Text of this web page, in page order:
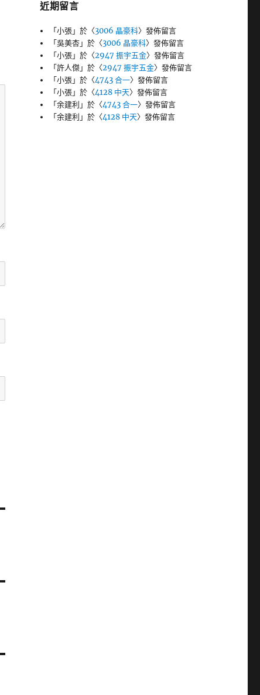
近期留言
「小張」於〈3006 晶豪科〉發佈留言
「吳美杏」於〈3006 晶豪科〉發佈留言
「小張」於〈2947 振宇五金〉發佈留言
「許人傑」於〈2947 振宇五金〉發佈留言
「小張」於〈4743 合一〉發佈留言
「小張」於〈4128 中天〉發佈留言
「余建利 」於〈4743 合一〉發佈留言
「余建利 」於〈4128 中天〉發佈留言